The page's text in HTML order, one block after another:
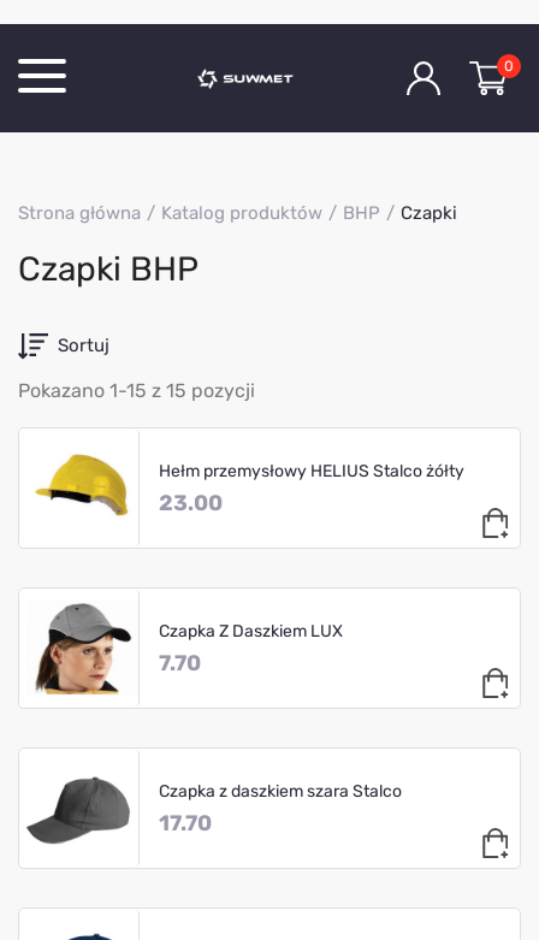
O Firmie
Aktualności
0
Strona główna Katalog produktów BHP Czapki
Czapki BHP
Sortuj
Pokazano 1-15 z 15 pozycji
Hełm przemysłowy HELIUS Stalco żółty
23.00
Czapka Z Daszkiem LUX
7.70
Czapka z daszkiem szara Stalco
17.70